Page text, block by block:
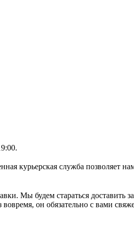
курьерская служба позволяет
Мы будем стараться доставить
он обязательно с вами